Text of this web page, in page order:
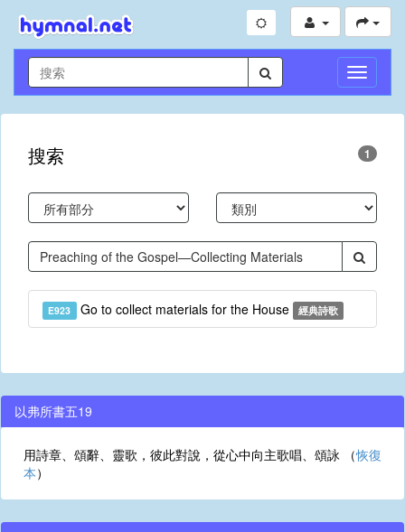
切
換
導
搜索 1
E923 Go to collect materials for the House 經典詩歌
以弗所書五19
用詩章、頌辭、靈歌，彼此對說，從心中向主歌唱、頌詠 （恢復
本）